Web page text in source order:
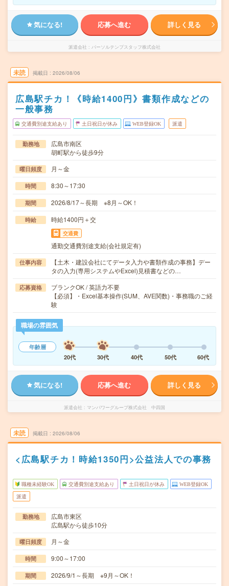
気になる! 応募へ進む 詳しく見る
派遣会社 パーソルテンプスタッフ株式会社
未読 掲載日 2026/08/06
広島駅チカ！《時給1400円》書類作成などの
一般事務
交通費別途支給あり 土日祝日が休み WEB登録OK 派遣
勤務地
広島市南区
胡町駅から徒歩9分
曜日頻度 月～金
時間 8:30～17:30
期間 2026/8/17～長期 ※8月～OK！
時給 時給1400円＋交
交通費
通勤交通費別途支給(会社規定有)
仕事内容
【土木・建設会社にてデータ入力や書類作成の事務】デー
タの入力(専用システムやExcel)見積書などの…
応募資格
ブランクOK / 英語力不要
【必須】・Excel基本操作(SUM、AVE関数)・事務職のご経
験
職場の雰囲気
年齢層
20代
30代 40代 50代 60代
気になる! 応募へ進む 詳しく見る
派遣会社 マンパワーグループ株式会社 中四国
未読 掲載日 2026/08/06
<広島駅チカ！時給1350円>公益法人での事務
職種未経験OK 交通費別途支給あり 土日祝日が休み WEB登録OK
派遣
勤務地
広島市東区
広島駅から徒歩10分
曜日頻度 月～金
時間 9:00～17:00
期間 2026/9/1～長期 ※9月～OK！